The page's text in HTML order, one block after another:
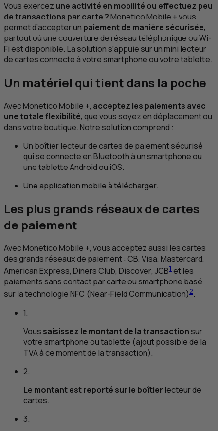
Vous exercez une activité en mobilité ou effectuez peu
de transactions par carte ?Monetico Mobile + vous
permet d’accepter un paiement de manière sécurisée,
partout où une couverture de réseau téléphonique ou Wi-
Fi est disponible. La solution s’appuie sur un mini lecteur
de cartes connecté à votre smartphone ou votre tablette.
Un matériel qui tient dans la poche
Avec Monetico Mobile +, acceptez les paiements avec
une totale flexibilité, que vous soyez en déplacement ou
dans votre boutique. Notre solution comprend :
Un boîtier lecteur de cartes de paiement sécurisé
qui se connecte enBluetoothà un smartphone ou
une tablette Android ou iOS.
Une application mobile à télécharger.
Les plus grands réseaux de cartes
de paiement
Avec Monetico Mobile +, vous acceptez aussi les cartes
des grands réseaux de paiement : CB, Visa, Mastercard,
American Express, Diners Club, Discover, JCB1 et les
paiements sans contact par carte ou smartphone basé
sur la technologieNFC (Near-Field Communication)2.
1.
Vous saisissez le montant de la transactionsur
votre smartphone ou tablette (ajout possible de la
TVAà ce moment de la transaction).
2.
Le montant est reporté sur le boîtier lecteur de
cartes.
3.